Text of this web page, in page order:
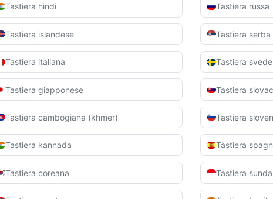
Tastiera hindi
Tastiera islandese
Tastiera italiana
Tastiera giapponese
Tastiera cambogiana (khmer)
Tastiera kannada
Tastiera coreana
Tastiera russa
Tastiera serba
Tastiera
Tastiera
Tastiera
Tastiera
Tastiera